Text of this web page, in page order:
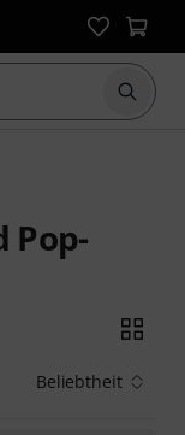
Suche
Pop-
Beliebtheit